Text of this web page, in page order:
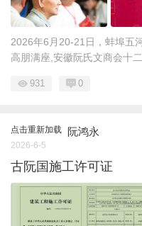
2026年6月20-21日，蚌埠五
高朋满座,安徽阮氏文商会十二
931 0
点击重新加载 阮鸿永
2026-6-5
古阮国施工许可证